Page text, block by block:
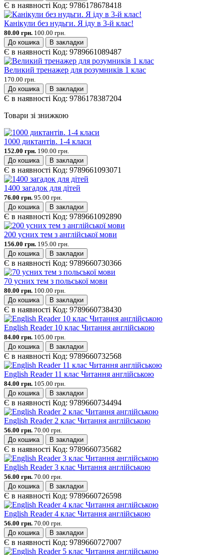
Є в наявності Код: 9786178678418
Канікули без нудьги. Я іду в 3-й клас!
80.00 грн. 100.00 грн.
До кошика
В закладки
Є в наявності Код: 9789661089487
Великий тренажер для розумників 1 клас
170.00 грн.
До кошика
В закладки
Є в наявності Код: 9786178387204
Товари зі знижкою
1000 диктантів. 1-4 класи
152.00 грн. 190.00 грн.
До кошика
В закладки
Є в наявності Код: 9789661093071
1400 загадок для дітей
76.00 грн. 95.00 грн.
До кошика
В закладки
Є в наявності Код: 9789661092890
200 усних тем з англійської мови
156.00 грн. 195.00 грн.
До кошика
В закладки
Є в наявності Код: 9789660730366
70 усних тем з польської мови
80.00 грн. 100.00 грн.
До кошика
В закладки
Є в наявності Код: 9789660738430
English Reader 10 клас Читання англійською
84.00 грн. 105.00 грн.
До кошика
В закладки
Є в наявності Код: 9789660732568
English Reader 11 клас Читання англійською
84.00 грн. 105.00 грн.
До кошика
В закладки
Є в наявності Код: 9789660734494
English Reader 2 клас Читання англійською
56.00 грн. 70.00 грн.
До кошика
В закладки
Є в наявності Код: 9789660735682
English Reader 3 клас Читання англійською
56.00 грн. 70.00 грн.
До кошика
В закладки
Є в наявності Код: 9789660726598
English Reader 4 клас Читання англійською
56.00 грн. 70.00 грн.
До кошика
В закладки
Є в наявності Код: 9789660727007